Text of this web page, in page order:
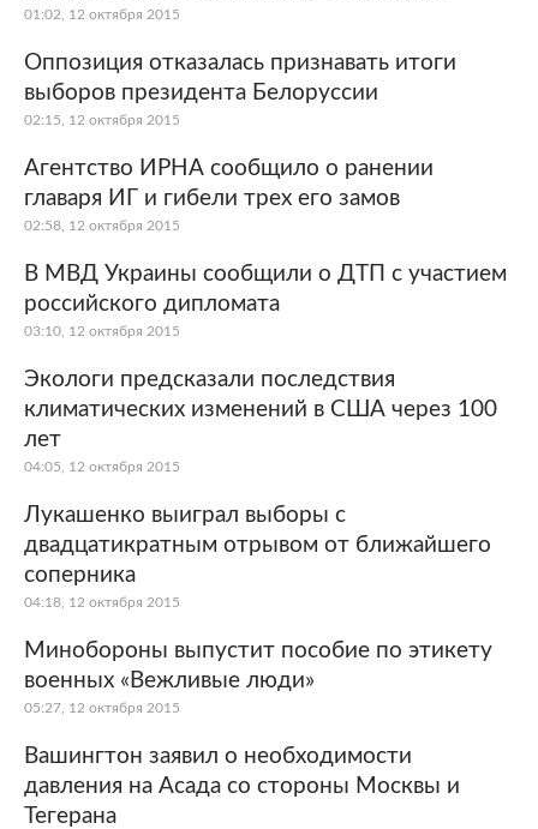
01:02, 12 октября 2015
Оппозиция отказалась признавать итоги
выборов президента Белоруссии
02:15, 12 октября 2015
Агентство ИРНА сообщило о ранении
главаря ИГ и гибели трех его замов
02:58, 12 октября 2015
В МВД Украины сообщили о ДТП с участием
российского дипломата
03:10, 12 октября 2015
Экологи предсказали последствия
климатических изменений в США через 100
лет
04:05, 12 октября 2015
Лукашенко выиграл выборы с
двадцатикратным отрывом от ближайшего
соперника
04:18, 12 октября 2015
Минобороны выпустит пособие по этикету
военных «Вежливые люди»
05:27, 12 октября 2015
Вашингтон заявил о необходимости
давления на Асада со стороны Москвы и
Тегерана